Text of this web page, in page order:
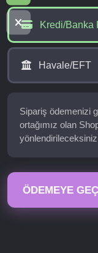
Kredi/Banka
Havale/EFT
Sipariş ödemenizi
ortağımız olan
ÖDEMEYE